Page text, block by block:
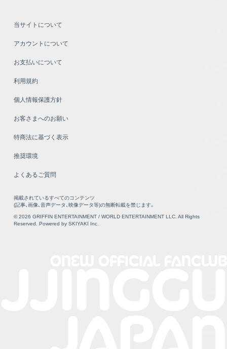
当サイトについて
アカウントについて
お支払いについて
利用規約
個人情報保護方針
お客さまへのお願い
特商法に基づく表示
推奨環境
よくあるご質問
掲載されているすべてのコンテンツ
(記事、画像、音声データ、映像データ等)の無断転載を禁じます。
© 2026 GRIFFIN ENTERTAINMENT / WORLD ENTERTAINMENT LLC. All Rights
Reserved. Powered by SKIYAKI Inc.